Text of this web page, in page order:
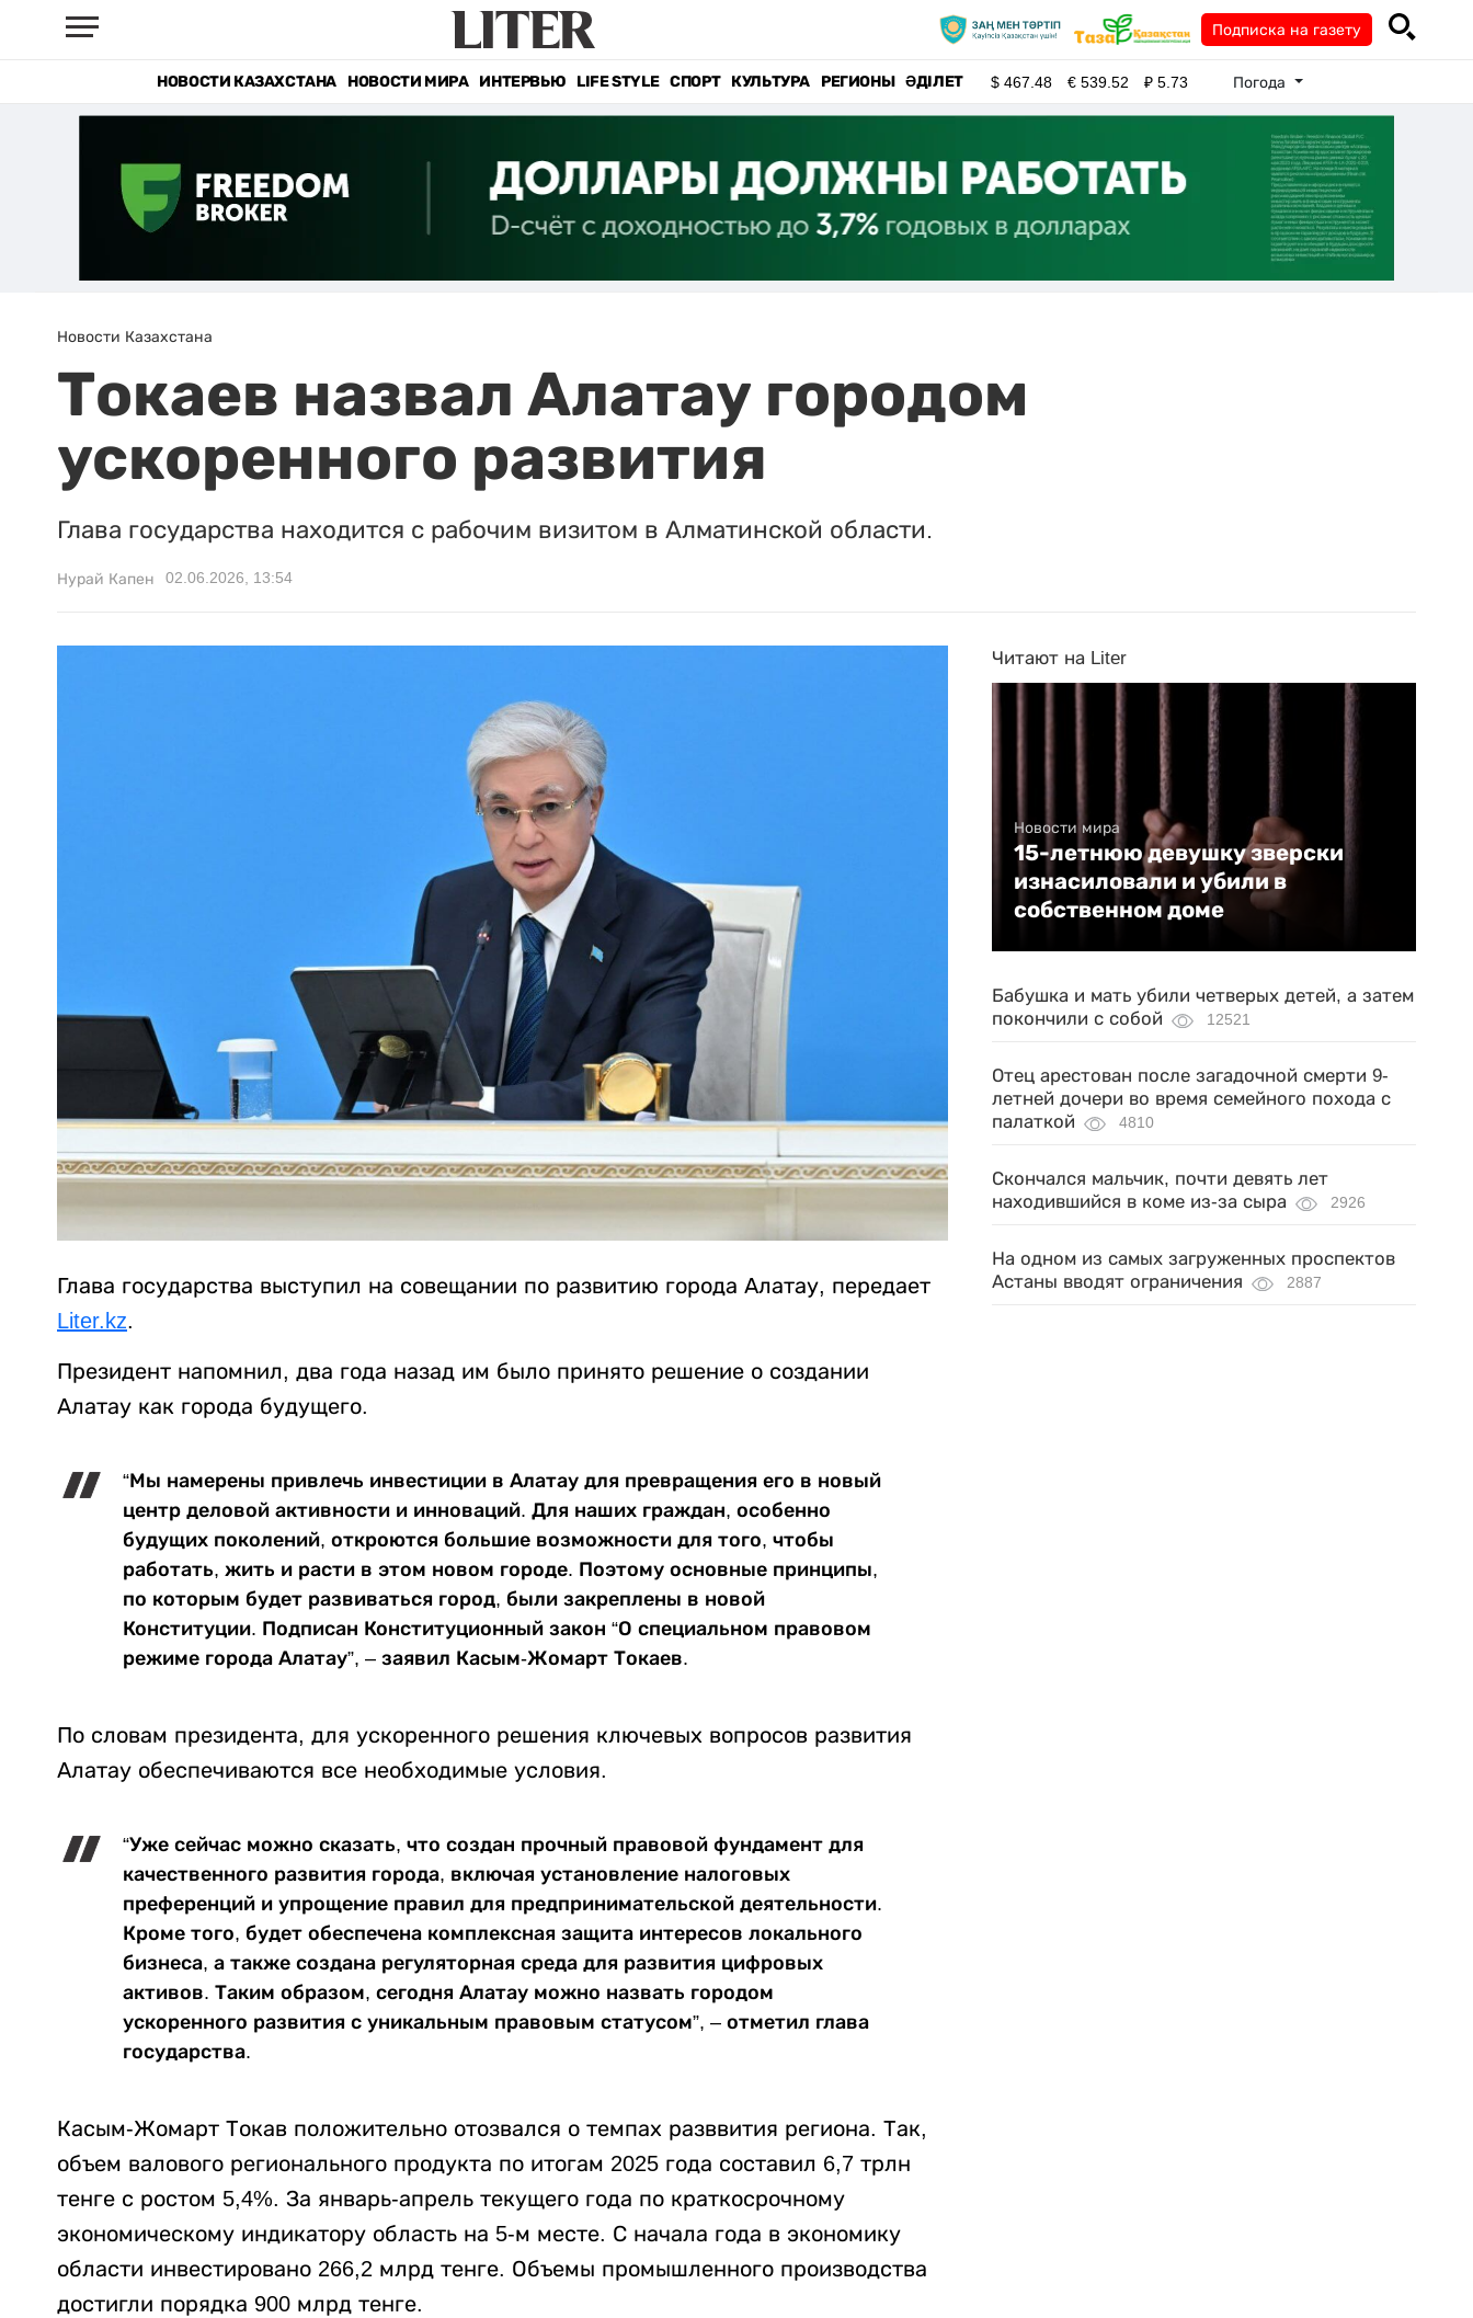
Подписка на газету
НОВОСТИ КАЗАХСТАНА НОВОСТИ МИРА ИНТЕРВЬЮ LIFE STYLE СПОРТ КУЛЬТУРА РЕГИОНЫ ӘДІЛЕТ $467.48 €539.52 ₽5.73 Погода
Новости Казахстана
Токаев назвал Алатау городом
ускоренного развития
Глава государства находится с рабочим визитом в Алматинской области.
Нурай Капен 02.06.2026, 13:54
Глава государства выступил на совещании по развитию города Алатау, передает
Liter.kz.
Президент напомнил, два года назад им было принято решение о создании
Алатау как города будущего.
“Мы намерены привлечь инвестиции в Алатау для превращения его в новый
центр деловой активности и инноваций. Для наших граждан, особенно
будущих поколений, откроются большие возможности для того, чтобы
работать, жить и расти в этом новом городе. Поэтому основные принципы,
по которым будет развиваться город, были закреплены в новой
Конституции. Подписан Конституционный закон “О специальном правовом
режиме города Алатау”, – заявил Касым-Жомарт Токаев.
По словам президента, для ускоренного решения ключевых вопросов развития
Алатау обеспечиваются все необходимые условия.
“Уже сейчас можно сказать, что создан прочный правовой фундамент для
качественного развития города, включая установление налоговых
преференций и упрощение правил для предпринимательской деятельности.
Кроме того, будет обеспечена комплексная защита интересов локального
бизнеса, а также создана регуляторная среда для развития цифровых
активов. Таким образом, сегодня Алатау можно назвать городом
ускоренного развития с уникальным правовым статусом”, – отметил глава
государства.
Касым-Жомарт Токав положительно отозвался о темпах разввития региона. Так,
объем валового регионального продукта по итогам 2025 года составил 6,7 трлн
тенге с ростом 5,4%. За январь-апрель текущего года по краткосрочному
экономическому индикатору область на 5-м месте. С начала года в экономику
области инвестировано 266,2 млрд тенге. Объемы промышленного производства
достигли порядка 900 млрд тенге.
Читают на Liter
Новости мира
15-летнюю девушку зверски
изнасиловали и убили в
собственном доме
Бабушка и мать убили четверых детей, а затем
покончили с собой
12521
Отец арестован после загадочной смерти 9-
летней дочери во время семейного похода с
палаткой
4810
Скончался мальчик, почти девять лет
находившийся в коме из-за сыра
2926
На одном из самых загруженных проспектов
Астаны вводят ограничения
2887